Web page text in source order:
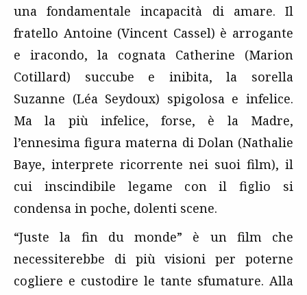
una fondamentale incapacità di amare. Il
fratello Antoine (Vincent Cassel) è arrogante
e iracondo, la cognata Catherine (Marion
Cotillard) succube e inibita, la sorella
Suzanne (Léa Seydoux) spigolosa e infelice.
Ma la più infelice, forse, è la Madre,
l’ennesima figura materna di Dolan (Nathalie
Baye, interprete ricorrente nei suoi film), il
cui inscindibile legame con il figlio si
condensa in poche, dolenti scene.
“Juste la fin du monde” è un film che
necessiterebbe di più visioni per poterne
cogliere e custodire le tante sfumature. Alla